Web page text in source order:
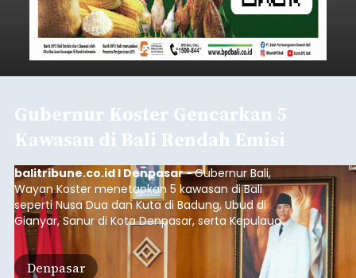
Gubernur Koster Gencarkan 5
Kawasan di Bali Rendah Emisi
balitribune.co.id I Denpasar -Gubernur Bali,
Wayan Koster menetapkan 5 kawasan di Bali
seperti Nusa Dua dan Kuta di Badung, Ubud di
Gianyar, Sanur di Kota Denpasar, serta Kepulauan
Nusa Penida Klungkung sebagai kawasan rendah
emisi.
Denpasar